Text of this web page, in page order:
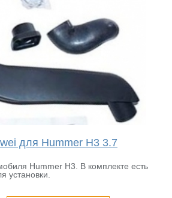
для Hummer H3 3.7
Hummer H3. В комплекте есть
установки.